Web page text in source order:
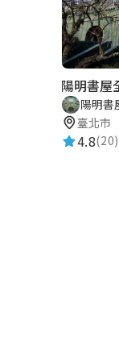
陽明書屋
陽明書
臺北市
4.8(20)